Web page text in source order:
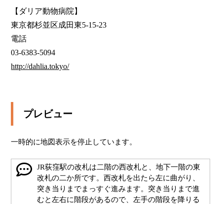
【ダリア動物病院】
東京都杉並区成田東5-15-23
電話
http://dahlia.tokyo/
プレビュー
一時的に地図表示を停止しています。
JR荻窪駅の改札は二階の西改札と、地下一階の東
改札の二か所です。西改札を出たら左に曲がり、
突き当りまでまっすぐ進みます。突き当りまで進
むと左右に階段があるので、左手の階段を降りる